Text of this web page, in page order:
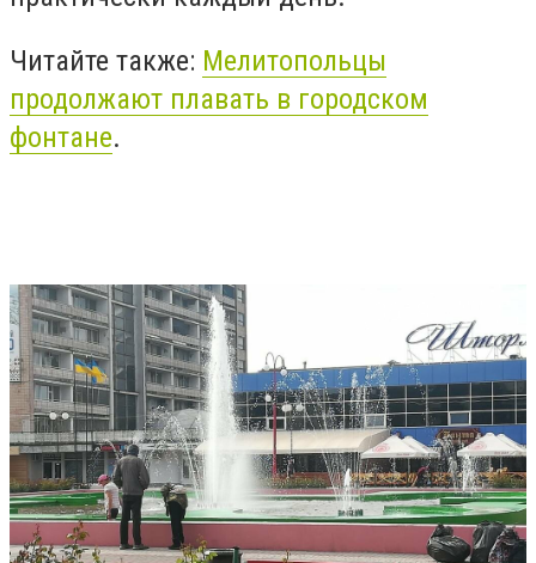
Читайте также: Мелитопольцы
продолжают плавать в городском
фонтане.